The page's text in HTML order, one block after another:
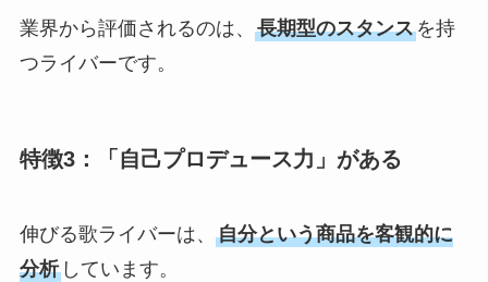
業界から評価されるのは、 長期型のスタンスを持
つライバーです。
特徴3：「自己プロデュース力」がある
伸びる歌ライバーは、 自分という商品を客観的に
分析しています。